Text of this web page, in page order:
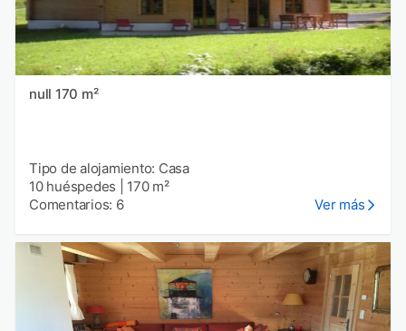
null 170 m²
Tipo de alojamiento: Casa
10 huéspedes
170 m²
Comentarios: 6
Ver más